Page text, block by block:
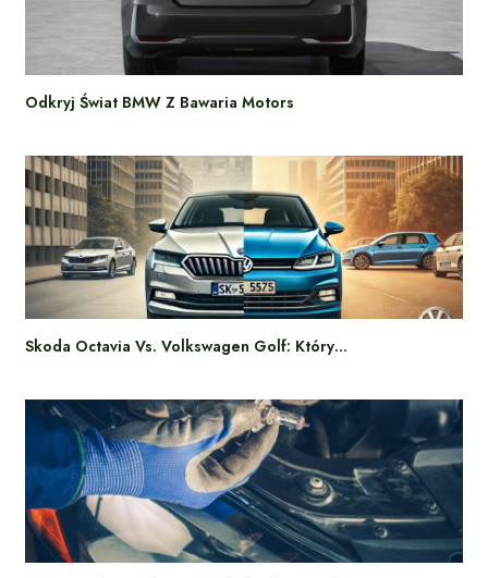
Odkryj Świat BMW Z Bawaria Motors
Skoda Octavia Vs. Volkswagen Golf: Który…